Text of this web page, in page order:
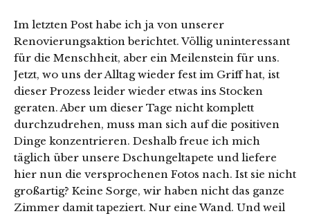
Im letzten Post habe ich ja von unserer
Renovierungsaktion berichtet. Völlig uninteressant
für die Menschheit, aber ein Meilenstein für uns.
Jetzt, wo uns der Alltag wieder fest im Griff hat, ist
dieser Prozess leider wieder etwas ins Stocken
geraten. Aber um dieser Tage nicht komplett
durchzudrehen, muss man sich auf die positiven
Dinge konzentrieren. Deshalb freue ich mich
täglich über unsere Dschungeltapete und liefere
hier nun die versprochenen Fotos nach. Ist sie nicht
großartig? Keine Sorge, wir haben nicht das ganze
Zimmer damit tapeziert. Nur eine Wand. Und weil